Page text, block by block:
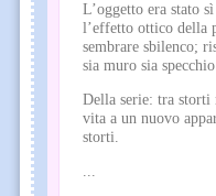
L’oggetto era stato
l’effetto ottico della
sembrare sbilenco;
sia muro sia
Della serie: tra storti
vita a un nuovo
storti.
...